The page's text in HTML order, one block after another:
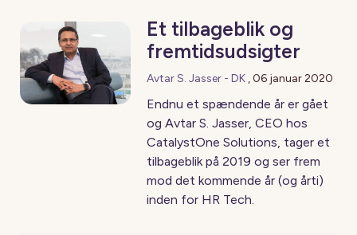
Et tilbageblik og
fremtidsudsigter
Avtar S. Jasser - DK ,06 januar 2020
Endnu et spændende år er gået
og Avtar S. Jasser, CEO hos
CatalystOne Solutions, tager et
tilbageblik på 2019 og ser frem
mod det kommende år (og årti)
inden for HR Tech.